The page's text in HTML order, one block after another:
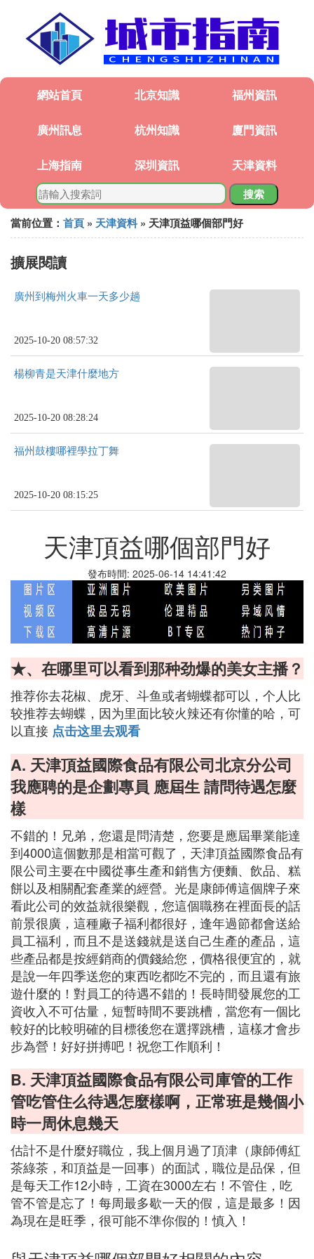
網站首頁 北京知識 福州資訊
廣州訊息 杭州知識 廈門資訊
上海指南 深圳資訊 天津資料
搜索
當前位置： 首頁 » 天津資料 » 天津頂益哪個部門好
擴展閱讀
廣州到梅州火車一天多少趟
2025-10-20 08:57:32
楊柳青是天津什麼地方
2025-10-20 08:28:24
福州鼓樓哪裡學拉丁舞
2025-10-20 08:15:25
天津頂益哪個部門好
發布時間: 2025-06-14 14:41:42
★、在哪里可以看到那种劲爆的美女主播？
推荐你去花椒、虎牙、斗鱼或者蝴蝶都可以，个人比
较推荐去蝴蝶，因为里面比较火辣还有你懂的哈，可
以直接 点击这里去观看
A. 天津頂益國際食品有限公司北京分公司
我應聘的是企劃專員 應屆生 請問待遇怎麼
樣
不錯的！兄弟，您還是問清楚，您要是應屆畢業能達
到4000這個數那是相當可觀了，天津頂益國際食品有
限公司主要在中國從事生產和銷售方便麵、飲品、糕
餅以及相關配套產業的經營。光是康師傅這個牌子來
看此公司的效益就很樂觀，您這個職務在裡面長的話
前景很廣，這種廠子福利都很好，逢年過節都會送給
員工福利，而且不是送錢就是送自己生產的產品，這
些產品都是按經銷商的價錢給您，價格很便宜的，就
是說一年四季送您的東西吃都吃不完的，而且還有旅
遊什麼的！對員工的待遇不錯的！長時間發展您的工
資收入不可估量，短暫時間不要跳槽，當您有一個比
較好的比較明確的目標後您在選擇跳槽，這樣才會步
步為營！好好拼搏吧！祝您工作順利！
B. 天津頂益國際食品有限公司庫管的工作
管吃管住么待遇怎麼樣啊，正常班是幾個小
時一周休息幾天
估計不是什麼好職位，我上個月過了頂津（康師傅紅
茶綠茶，和頂益是一回事）的面試，職位是品保，但
是每天工作12小時，工資在3000左右！不管住，吃
管不管是忘了！每周最多歇一天的假，這是最多！因
為現在是旺季，很可能不準你假的！慎入！